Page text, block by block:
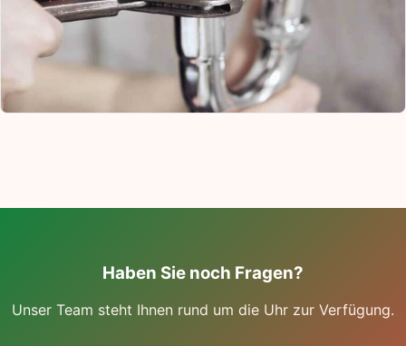
Haben Sie noch Fragen?
Unser Team steht Ihnen rund um die Uhr zur Verfügung.